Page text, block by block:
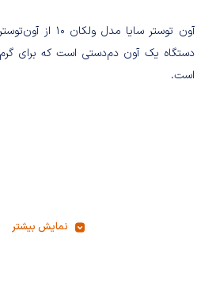
آون توستر سایا
دستگاه یک آون دم‌دستی است که برای
است.
نمایش بیشتر